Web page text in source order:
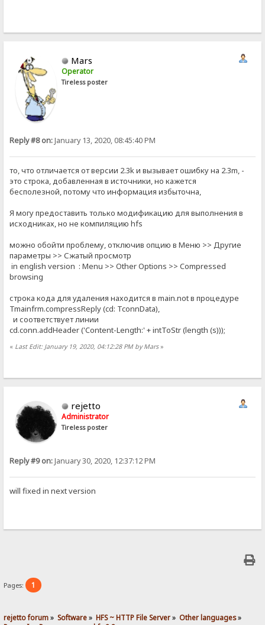
Mars
Operator
Tireless poster
Reply #8 on:January 13, 2020, 08:45:40 PM
то, что отличается от версии 2.3k и вызывает ошибку на 2.3m, -
это строка, добавленная в источники, но кажется
бесполезной, потому что информация избыточна,
Я могу предоставить только модификацию для выполнения в
исходниках, но не компиляцию hfs
можно обойти проблему, отключив опцию в Меню >> Другие
параметры >> Сжатый просмотр
in english version : Menu >> Other Options >> Compressed
browsing
строка кода для удаления находится в main.not в процедуре
Tmainfrm.compressReply (cd: TconnData),
и соответствует линии
cd.conn.addHeader ('Content-Length:' + intToStr (length (s)));
« Last Edit: January 19, 2020, 04:12:28 PM by Mars»
rejetto
Administrator
Tireless poster
Reply #9 on:January 30, 2020, 12:37:12 PM
will fixed in next version
Pages: 1
rejetto forum» Software» HFS ~ HTTP File Server» Other languages»